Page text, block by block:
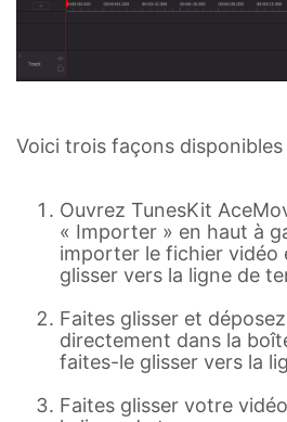
Voici trois façons disponibles
Ouvrez TunesKit
« Importer » en haut à
importer le fichier vidéo
glisser vers la ligne de
Faites glisser et
directement dans la
faites-le glisser vers la
Faites glisser votre